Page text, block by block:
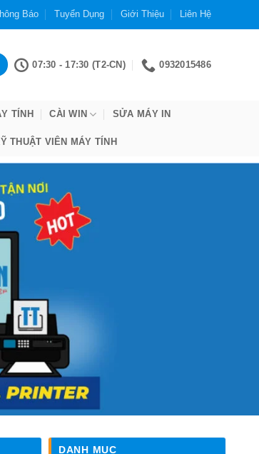
Báo Tuyển Dụng Giới Thiệu Liên Hệ
07:30 - 17:30 (T2-CN) 0932015486
TÍNH CÀI WIN SỬA MÁY IN
THUẬT VIÊN MÁY TÍNH
DANH MỤC